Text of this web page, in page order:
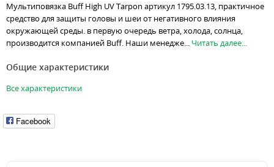
Мультиповязка Buff High UV Tarpon артикул 1795.03.13, практичное
средство для защиты головы и шеи от негативного влияния
окружающей среды. в первую очередь ветра, холода, солнца,
производится компанией Buff. Наши менедже... Читать далее...
Общие характеристики
Все характеристики
Facebook